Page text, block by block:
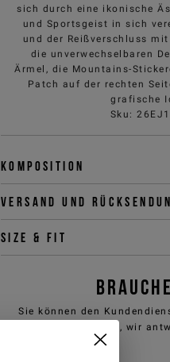
sich durch eine ikonische
und Sportsgeist in sich
und der Reißverschluss
die unverwechselbaren
Ärmel, die Mountains-
Patch auf der rechten
grafische
Sku :
Komposition
Versand und
Size & fit
Sie können den
, wir